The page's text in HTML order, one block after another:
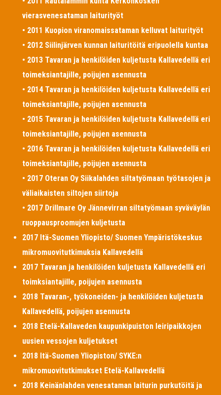
vierasvenesataman laiturityöt
• 2011 Kuopion viranomaissataman kelluvat laiturityöt
• 2012 Siilinjärven kunnan laituritöitä eripuolella kuntaa
• 2013 Tavaran ja henkilöiden kuljetusta Kallavedellä eri
toimeksiantajille, poijujen asennusta
• 2014 Tavaran ja henkilöiden kuljetusta Kallavedellä eri
toimeksiantajille, poijujen asennusta
• 2015 Tavaran ja henkilöiden kuljetusta Kallavedellä eri
toimeksiantajille, poijujen asennusta
• 2016 Tavaran ja henkilöiden kuljetusta Kallavedellä eri
toimeksiantajille, poijujen asennusta
• 2017 Oteran Oy Siikalahden siltatyömaan työtasojen ja
väliaikaisten siltojen siirtoja
• 2017 Drillmare Oy Jännevirran siltatyömaan syväväylän
ruoppausproomujen kuljetusta
2017 Itä-Suomen Yliopisto/ Suomen Ympäristökeskus
mikromuovitutkimuksia Kallavedellä
2017 Tavaran ja henkilöiden kuljetusta Kallavedellä eri
toimksiantajille, poijujen asennusta
2018 Tavaran-, työkoneiden- ja henkilöiden kuljetusta
Kallavedellä, poijujen asennusta
2018 Etelä-Kallaveden kaupunkipuiston leiripaikkojen
uusien vessojen kuljetukset
2018 Itä-Suomen Yliopiston/ SYKE:n
mikromuovitutkimukset Etelä-Kallavedellä
2018 Keinänlahden venesataman laiturin purkutöitä ja